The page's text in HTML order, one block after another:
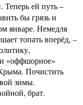
Теперь ей путь –
бы грязь и
январе. Немедля
топать вперёд, –
«оффшорное»
Почистить
зимы.
брат.